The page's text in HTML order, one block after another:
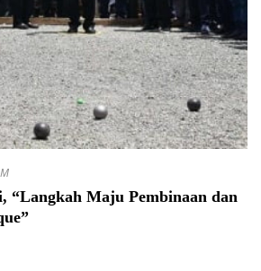
“Langkah Maju Pembinaan dan